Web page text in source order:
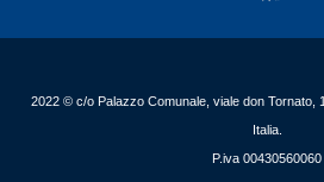
2022 © c/o Palazzo Comunale, viale don Tornato,
Italia.
P.iva 00430560060